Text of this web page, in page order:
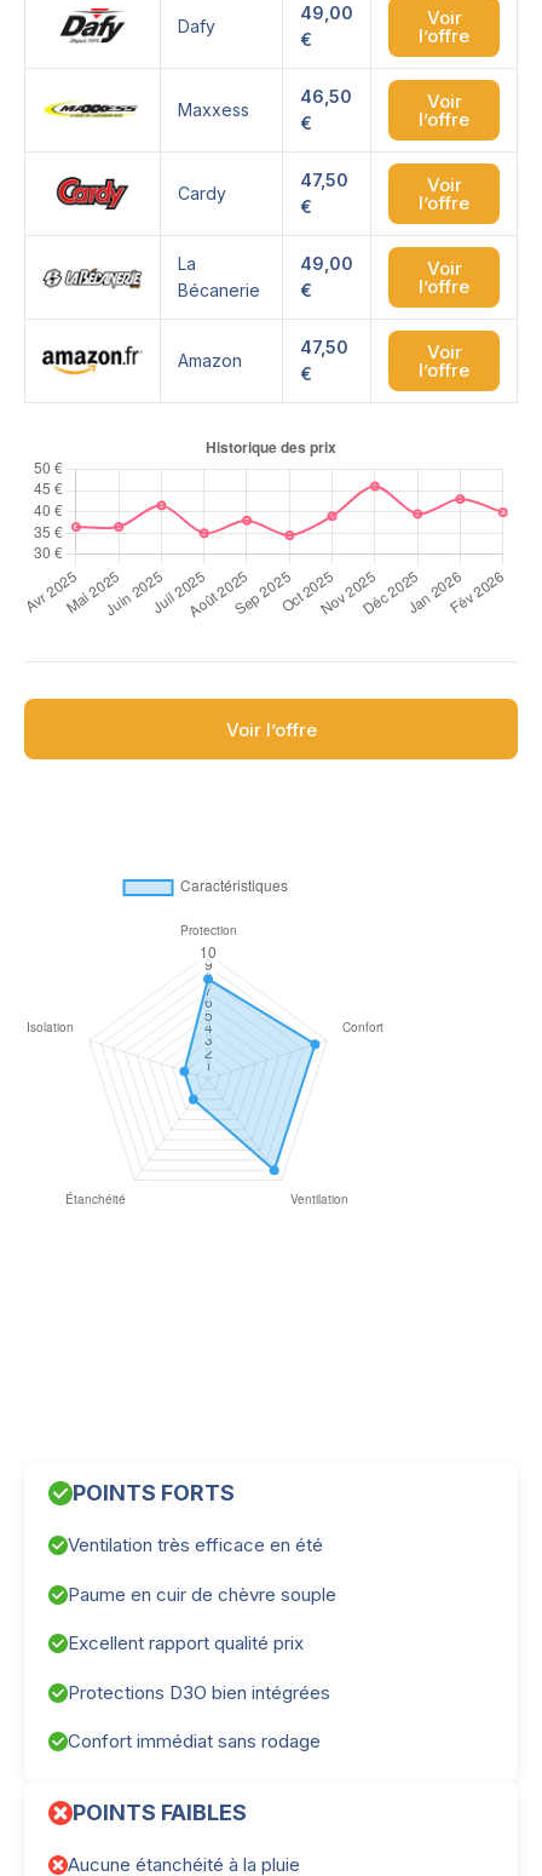
Dafy
49,00
€
Voir
l’offre
Maxxess
46,50
€
Voir
l’offre
Cardy
47,50
€
Voir
l’offre
La
Bécanerie
49,00
€
Voir
l’offre
Amazon
47,50
€
Voir
l’offre
Voir l’offre
POINTS FORTS
Ventilation très efficace en été
Paume en cuir de chèvre souple
Excellent rapport qualité prix
Protections D3O bien intégrées
Confort immédiat sans rodage
POINTS FAIBLES
Aucune étanchéité à la pluie